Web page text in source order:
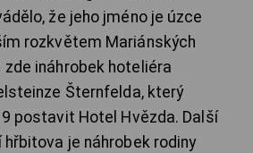
že jeho jméno je úzce
rozkvětem Mariánských
zde ináhrobek hoteliéra
Šternfelda, který
postavit Hotel Hvězda. Další
je náhrobek rodiny